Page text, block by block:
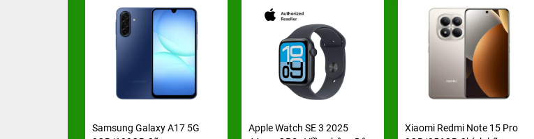
Samsung Galaxy A17 5G
Apple Watch SE 3 2025
Xiaomi Redmi Note 15 Pro